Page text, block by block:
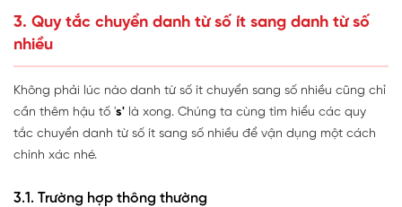
3. Quy tắc chuyển danh từ số ít sang danh từ số
nhiều
Không phải lúc nào danh từ số ít chuyển sang số nhiều cũng chỉ
cần thêm hậu tố 's' là xong. Chúng ta cùng tìm hiểu các quy
tắc chuyển danh từ số ít sang số nhiều để vận dụng một cách
chính xác nhé.
3.1. Trường hợp thông thường